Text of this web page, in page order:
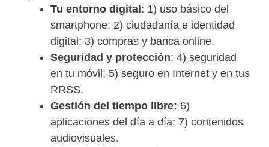
Tu entorno digital : 1) uso básico del
smartphone; 2) ciudadanía e identidad
digital; 3) compras y banca online.
Seguridad y protección: 4) seguridad
en tu móvil; 5) seguro en Internet y en tus
RRSS.
Gestión del tiempo libre: 6)
aplicaciones del día a día; 7) contenidos
audiovisuales.